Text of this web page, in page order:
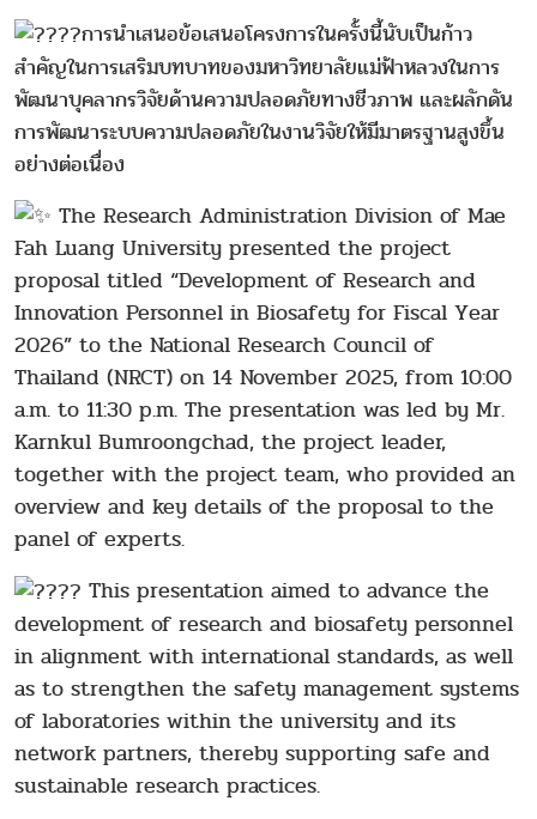
การนำเสนอข้อเสนอโครงการในครั้งนี้นับเป็นก้าว
สำคัญในการเสริมบทบาทของมหาวิทยาลัยแม่ฟ้าหลวงในการ
พัฒนาบุคลากรวิจัยด้านความปลอดภัยทางชีวภาพ และผลักดัน
การพัฒนาระบบความปลอดภัยในงานวิจัยให้มีมาตรฐานสูงขึ้น
อย่างต่อเนื่อง
The Research Administration Division of Mae
Fah Luang University presented the project
proposal titled “Development of Research and
Innovation Personnel in Biosafety for Fiscal Year
2026” to the National Research Council of
Thailand (NRCT) on 14 November 2025, from 10:00
a.m. to 11:30 p.m. The presentation was led by Mr.
Karnkul Bumroongchad, the project leader,
together with the project team, who provided an
overview and key details of the proposal to the
panel of experts.
This presentation aimed to advance the
development of research and biosafety personnel
in alignment with international standards, as well
as to strengthen the safety management systems
of laboratories within the university and its
network partners, thereby supporting safe and
sustainable research practices.